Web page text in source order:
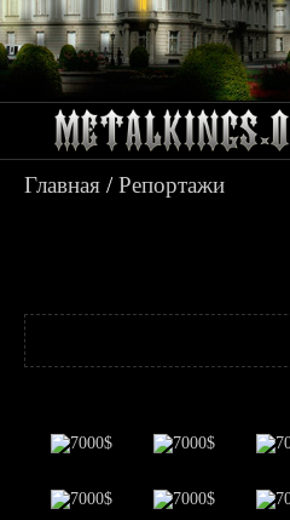
Главная /Репортажи